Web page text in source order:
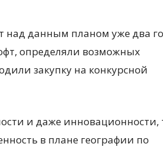
над данным планом уже два
определяли возможных
закупку на конкурсной
и даже инновационности,
в плане географии по